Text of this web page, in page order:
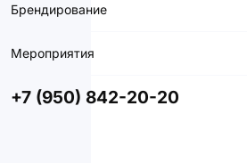
Брендирование
Мероприятия
+7 (950) 842-20-20